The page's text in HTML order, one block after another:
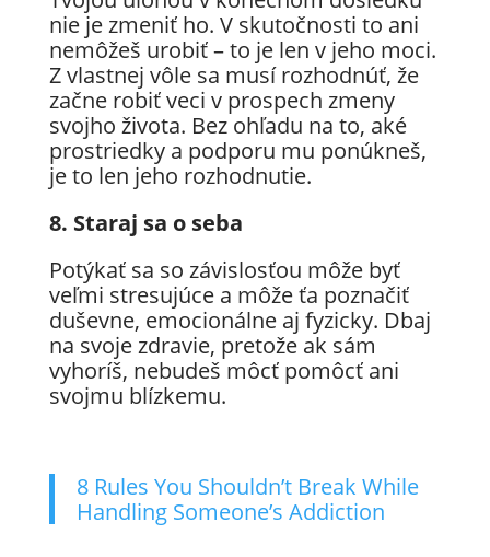
nie je zmeniť ho. V skutočnosti to ani
nemôžeš urobiť – to je len v jeho moci.
Z vlastnej vôle sa musí rozhodnúť, že
začne robiť veci v prospech zmeny
svojho života. Bez ohľadu na to, aké
prostriedky a podporu mu ponúkneš,
je to len jeho rozhodnutie.
8. Staraj sa o seba
Potýkať sa so závislosťou môže byť
veľmi stresujúce a môže ťa poznačiť
duševne, emocionálne aj fyzicky. Dbaj
na svoje zdravie, pretože ak sám
vyhoríš, nebudeš môcť pomôcť ani
svojmu blízkemu.
8 Rules You Shouldn’t Break While
Handling Someone’s Addiction